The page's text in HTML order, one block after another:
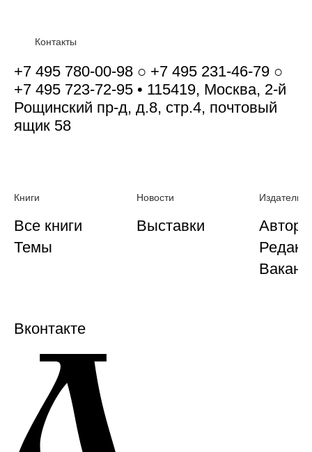
Контакты
+7 495 780-00-98 ○ +7 495 231-46-79 ○
+7 495 723-72-95 • 115419, Москва, 2-й
Рощинский пр-д, д.8, стр.4, почтовый
ящик 58
Книги
Все книги
Темы
Новости
Выставки
Вконтакте